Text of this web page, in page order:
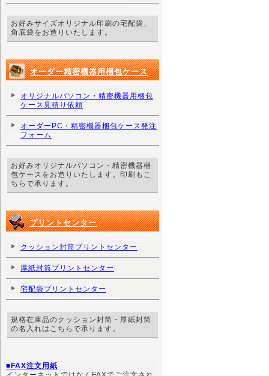
お好みサイズオリジナル印刷の宅配袋、
角底袋をお造りいたします。
オーダー精密機器用梱包ケース
オリジナルパソコン・精密機器用梱包
ケース見積り依頼
オーダーPC・精密機器梱包ケース発注
フォーム
お好みオリジナルパソコン・精密機器梱
包ケースをお造りいたします。印刷もこ
ちらで承ります。
プリントセンター
クッション封筒プリントセンター
厚紙封筒プリントセンター
宅配袋プリントセンター
規格在庫品のクッション封筒・厚紙封筒
の名入れはこちらで承ります。
■FAX注文用紙